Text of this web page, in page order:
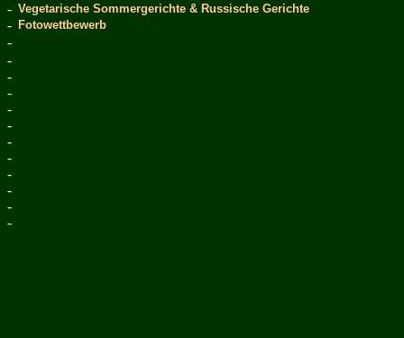
- Vegetarische Sommergerichte & Russische Gerichte
- Fotowettbewerb
-
-
-
-
-
-
-
-
-
-
-
-